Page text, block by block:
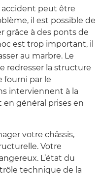
accident peut être
il est possible de
grâce à des ponts de
est trop important, il
au marbre. Le
redresser la structure
fourni par le
interviennent à la
en général prises en
votre châssis,
Votre
L’état du
technique de la